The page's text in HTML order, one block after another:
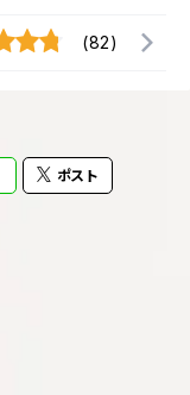
(82)
ポスト